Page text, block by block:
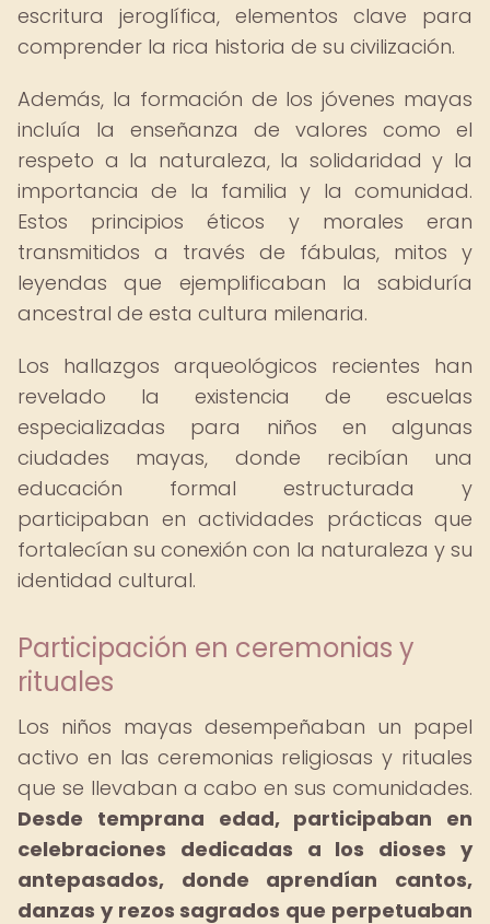
escritura jeroglífica, elementos clave para
comprender la rica historia de su civilización.
Además, la formación de los jóvenes mayas
incluía la enseñanza de valores como el
respeto a la naturaleza, la solidaridad y la
importancia de la familia y la comunidad.
Estos principios éticos y morales eran
transmitidos a través de fábulas, mitos y
leyendas que ejemplificaban la sabiduría
ancestral de esta cultura milenaria.
Los hallazgos arqueológicos recientes han
revelado la existencia de escuelas
especializadas para niños en algunas
ciudades mayas, donde recibían una
educación formal estructurada y
participaban en actividades prácticas que
fortalecían su conexión con la naturaleza y su
identidad cultural.
Participación en ceremonias y
rituales
Los niños mayas desempeñaban un papel
activo en las ceremonias religiosas y rituales
que se llevaban a cabo en sus comunidades.
Desde temprana edad, participaban en
celebraciones dedicadas a los dioses y
antepasados, donde aprendían cantos,
danzas y rezos sagrados que perpetuaban